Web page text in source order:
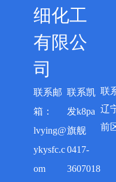
细化工
有限公
司
联系邮
lvying@
ykysfc.c
om
联系凯
发k8pa
旗舰
0417-
3607018
辽
前